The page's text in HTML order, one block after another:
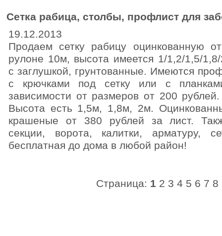
Сетка рабица, столбы, профлист для
19.12.2013
Продаем сетку рабицу оцинкованную
рулоне 10м, высота имеется 1/1,2/1,5/
с заглушкой, грунтованные. Имеются
с крючками под сетку или с
зависимости от размеров от 200
Высота есть 1,5м, 1,8м, 2м.
крашеные от 380 рублей за лист.
секции, ворота, калитки, арматуру,
бесплатная до дома в любой район!
Страница: 1 2 3 4 5 6 7 8